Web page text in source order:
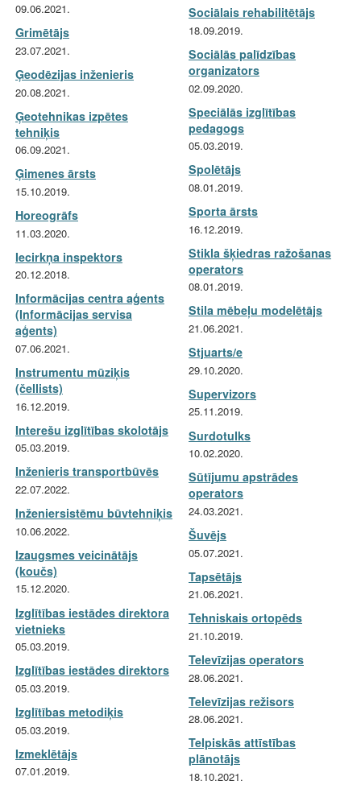
09.06.2021.
Grimētājs
23.07.2021.
Ģeodēzijas inženieris
20.08.2021.
Ģeotehnikas izpētes
tehniķis
06.09.2021.
Ģimenes ārsts
15.10.2019.
Horeogrāfs
11.03.2020.
Iecirkņa inspektors
20.12.2018.
Informācijas centra aģents
(Informācijas servisa
aģents)
07.06.2021.
Instrumentu mūziķis
(čellists)
16.12.2019.
Interešu izglītības skolotājs
05.03.2019.
Inženieris transportbūvēs
22.07.2022.
Inženiersistēmu būvtehniķis
10.06.2022.
Izaugsmes veicinātājs
(koučs)
15.12.2020.
Izglītības iestādes direktora
vietnieks
05.03.2019.
Izglītības iestādes direktors
05.03.2019.
Izglītības metodiķis
05.03.2019.
Izmeklētājs
07.01.2019.
Sociālais rehabilitētājs
18.09.2019.
Sociālās palīdzības
organizators
02.09.2020.
Speciālās izglītības
pedagogs
05.03.2019.
Spolētājs
08.01.2019.
Sporta ārsts
16.12.2019.
Stikla šķiedras ražošanas
operators
08.01.2019.
Stila mēbeļu modelētājs
21.06.2021.
Stjuarts/e
29.10.2020.
Supervizors
25.11.2019.
Surdotulks
10.02.2020.
Sūtījumu apstrādes
operators
24.03.2021.
Šuvējs
05.07.2021.
Tapsētājs
21.06.2021.
Tehniskais ortopēds
21.10.2019.
Televīzijas operators
28.06.2021.
Televīzijas režisors
28.06.2021.
Telpiskās attīstības
plānotājs
18.10.2021.